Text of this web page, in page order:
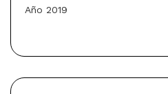
Año 2019